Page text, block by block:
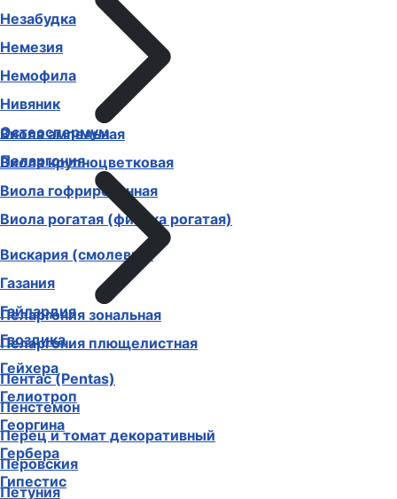
Виола ампельная
Виола крупноцветковая
Виола гофрированная
Виола рогатая (фиалка рогатая)
Вискария (смолевка)
Газания
Гайлардия
Гвоздика
Гейхера
Гелиотроп
Георгина
Гербера
Гипестис
Незабудка
Немезия
Немофила
Нивяник
Остеоспермум
Пеларгония
Пеларгония зональная
Пеларгония плющелистная
Пентас (Pentas)
Пенстемон
Перец и томат декоративный
Перовския
Петуния